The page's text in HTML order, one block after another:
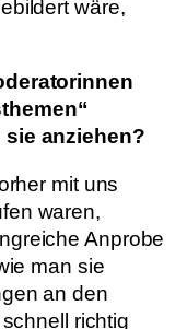
wäre,
anziehen?
mit uns
waren,
Anprobe
man sie
an den
richtig